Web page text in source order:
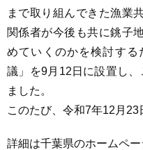
まで取り組んできた漁業
関係者が今後も共に銚子
めていくのかを検討する
議」を9月12日に設置し
ました。
このたび、令和7年12月23
詳細は千葉県のホームペー